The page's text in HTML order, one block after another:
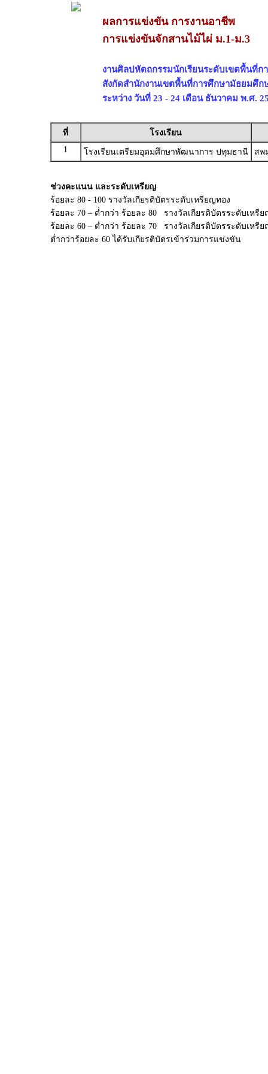
ผลการแข่งขัน การงานอาชีพ
การแข่งขันจักสานไม้ไผ่ ม.1-ม.3
งานศิลปหัตถกรรมนักเรียนระดับเขตพื้นที่ก
สังกัดสำนักงานเขตพื้นที่การศึกษามัธยมศึก
ระหว่าง วันที่ 23 - 24 เดือน ธันวาคม พ.ศ.
ที่
โรงเรียน
1
โรงเรียนเตรียมอุดมศึกษาพัฒนาการ ปทุมธานี สพ
ช่วงคะแนน และระดับเหรียญ
ร้อยละ 80 - 100 รางวัลเกียรติบัตรระดับเหรียญทอง
ร้อยละ 70 – ต่ำกว่า ร้อยละ 80 รางวัลเกียรติบัตรระดับเหรีย
ร้อยละ 60 – ต่ำกว่า ร้อยละ 70 รางวัลเกียรติบัตรระดับเหรี
ต่ำกว่าร้อยละ 60 ได้รับเกียรติบัตรเข้าร่วมการแข่งขัน